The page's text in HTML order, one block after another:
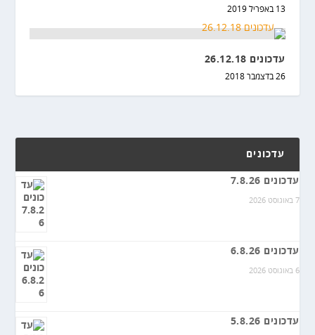
13 באפריל 2019
עדכונים 26.12.18
26 בדצמבר 2018
עדכונים
עדכונים 7.8.26
7 באוגוסט 2026
עדכונים 6.8.26
6 באוגוסט 2026
עדכונים 5.8.26